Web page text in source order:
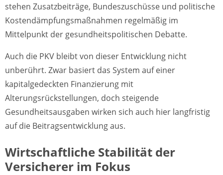
stehen Zusatzbeiträge, Bundeszuschüsse und politische
Kostendämpfungsmaßnahmen regelmäßig im
Mittelpunkt der gesundheitspolitischen Debatte.
Auch die PKV bleibt von dieser Entwicklung nicht
unberührt. Zwar basiert das System auf einer
kapitalgedeckten Finanzierung mit
Alterungsrückstellungen, doch steigende
Gesundheitsausgaben wirken sich auch hier langfristig
auf die Beitragsentwicklung aus.
Wirtschaftliche Stabilität der
Versicherer im Fokus